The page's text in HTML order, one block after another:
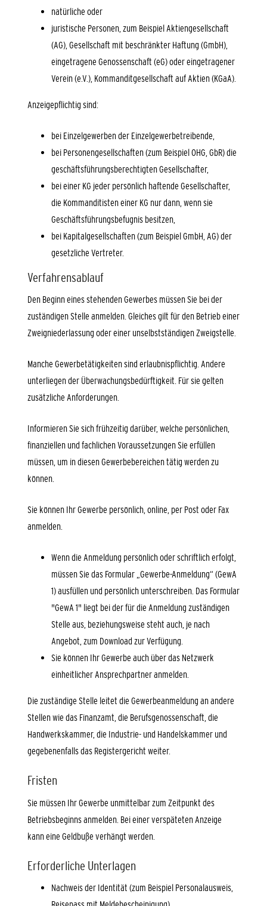
natürliche oder
juristische Personen, zum Beispiel Aktiengesellschaft
(AG), Gesellschaft mit beschränkter Haftung (GmbH),
eingetragene Genossenschaft (eG) oder eingetragener
Verein (e.V.), Kommanditgesellschaft auf Aktien (KGaA).
Anzeigepflichtig sind:
bei Einzelgewerben der Einzelgewerbetreibende,
bei Personengesellschaften (zum Beispiel OHG, GbR) die
geschäftsführungsberechtigten Gesellschafter,
bei einer KG jeder persönlich haftende Gesellschafter,
die Kommanditisten einer KG nur dann, wenn sie
Geschäftsführungsbefugnis besitzen,
bei Kapitalgesellschaften (zum Beispiel GmbH, AG) der
gesetzliche Vertreter.
Verfahrensablauf
Den Beginn eines stehenden Gewerbes müssen Sie bei der
zuständigen Stelle anmelden. Gleiches gilt für den Betrieb einer
Zweigniederlassung oder einer unselbstständigen Zweigstelle.
Manche Gewerbetätigkeiten sind erlaubnispflichtig. Andere
unterliegen der Überwachungsbedürftigkeit. Für sie gelten
zusätzliche Anforderungen.
Informieren Sie sich frühzeitig darüber, welche persönlichen,
finanziellen und fachlichen Voraussetzungen Sie erfüllen
müssen, um in diesen Gewerbebereichen tätig werden zu
können.
Sie können Ihr Gewerbe persönlich, online, per Post oder Fax
anmelden.
Wenn die Anmeldung persönlich oder schriftlich erfolgt,
müssen Sie das Formular „Gewerbe-Anmeldung“ (GewA
1) ausfüllen und persönlich unterschreiben. Das Formular
"GewA 1" liegt bei der für die Anmeldung zuständigen
Stelle aus, beziehungsweise steht auch, je nach
Angebot, zum Download zur Verfügung.
Sie können Ihr Gewerbe auch über das Netzwerk
einheitlicher Ansprechpartner anmelden.
Die zuständige Stelle leitet die Gewerbeanmeldung an andere
Stellen wie das Finanzamt, die Berufsgenossenschaft, die
Handwerkskammer, die Industrie- und Handelskammer und
gegebenenfalls das Registergericht weiter.
Fristen
Sie müssen Ihr Gewerbe unmittelbar zum Zeitpunkt des
Betriebsbeginns anmelden. Bei einer verspäteten Anzeige
kann eine Geldbuße verhängt werden.
Erforderliche Unterlagen
Nachweis der Identität (zum Beispiel Personalausweis,